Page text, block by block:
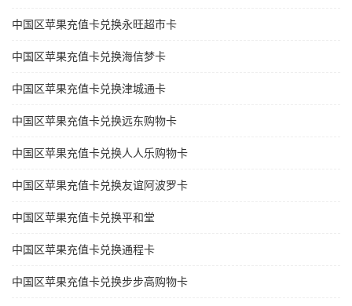
中国区苹果充值卡兑换永旺超市卡
中国区苹果充值卡兑换海信梦卡
中国区苹果充值卡兑换津城通卡
中国区苹果充值卡兑换远东购物卡
中国区苹果充值卡兑换人人乐购物卡
中国区苹果充值卡兑换友谊阿波罗卡
中国区苹果充值卡兑换平和堂
中国区苹果充值卡兑换通程卡
中国区苹果充值卡兑换步步高购物卡